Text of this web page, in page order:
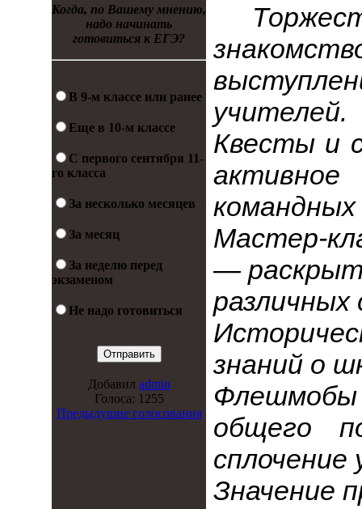
Когда, по Вашему мнению,
надо начинать
готовиться к ЕГЭ?
В 9-м классе или ранее
Еще в 10-м классе
С первого сентября 11-
го класса
За несколько месяцев
За месяц
За неделю перед
экзаменом
Не надо готовиться
Добавил admin
Голоса: 1255
Предыдущие голосования
учителей.
Квесты и
командных
Мастер-
—
различных
знаний о
Флешмобы
общего
сплочение
Значение